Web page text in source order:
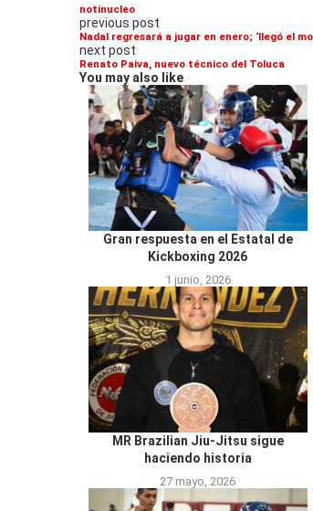
notinucleo
previous post
Nadal regresará a jugar en enero; ‘llegó el
next post
Renato Paiva, nuevo técnico del Toluca
You may also like
Gran respuesta en el Estatal de
Kickboxing 2026
1 junio, 2026
MR Brazilian Jiu-Jitsu sigue
haciendo historia
27 mayo, 2026